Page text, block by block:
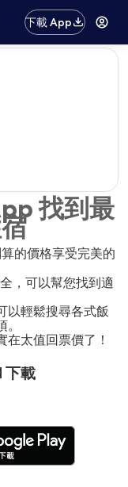
下載 App
找到最
的價格享受完美的
，可以幫您找到適
以輕鬆搜尋各式飯
太值回票價了！
下載